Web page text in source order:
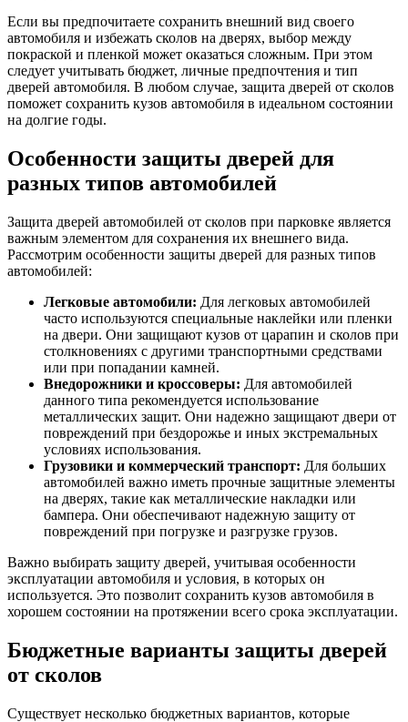
Если вы предпочитаете сохранить внешний вид своего
автомобиля и избежать сколов на дверях, выбор между
покраской и пленкой может оказаться сложным. При этом
следует учитывать бюджет, личные предпочтения и тип
дверей автомобиля. В любом случае, защита дверей от сколов
поможет сохранить кузов автомобиля в идеальном состоянии
на долгие годы.
Особенности защиты дверей для
разных типов автомобилей
Защита дверей автомобилей от сколов при парковке является
важным элементом для сохранения их внешнего вида.
Рассмотрим особенности защиты дверей для разных типов
автомобилей:
Легковые автомобили: Для легковых автомобилей
часто используются специальные наклейки или пленки
на двери. Они защищают кузов от царапин и сколов при
столкновениях с другими транспортными средствами
или при попадании камней.
Внедорожники и кроссоверы: Для автомобилей
данного типа рекомендуется использование
металлических защит. Они надежно защищают двери от
повреждений при бездорожье и иных экстремальных
условиях использования.
Грузовики и коммерческий транспорт: Для больших
автомобилей важно иметь прочные защитные элементы
на дверях, такие как металлические накладки или
бампера. Они обеспечивают надежную защиту от
повреждений при погрузке и разгрузке грузов.
Важно выбирать защиту дверей, учитывая особенности
эксплуатации автомобиля и условия, в которых он
используется. Это позволит сохранить кузов автомобиля в
хорошем состоянии на протяжении всего срока эксплуатации.
Бюджетные варианты защиты дверей
от сколов
Существует несколько бюджетных вариантов, которые